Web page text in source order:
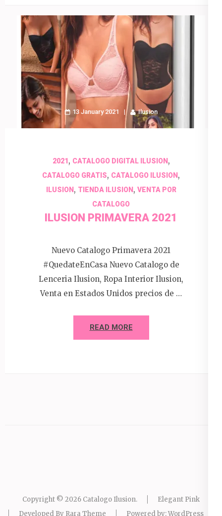
13 January 2021 Ilusion
2021, CATALOGO DIGITAL ILUSION,
CATALOGO GRATIS, CATALOGO ILUSION ,
ILUSION, TIENDA ILUSION, VENTA POR
CATALOGO
ILUSION PRIMAVERA 2021
Nuevo Catalogo Primavera 2021
#QuedateEnCasa Nuevo Catalogo de
Lenceria Ilusion, Ropa Interior Ilusion,
Venta en Estados Unidos precios de …
READ MORE
Copyright © 2026 Catalogo Ilusion.
Elegant Pink
Developed By Rara Theme Powered by:WordPress